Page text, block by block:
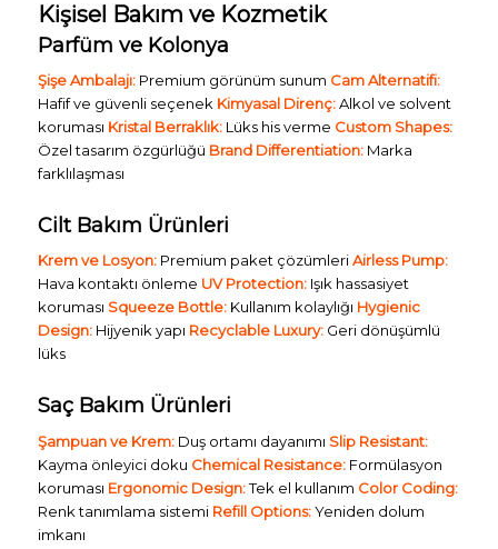
Kişisel Bakım ve Kozmetik
Parfüm ve Kolonya
Şişe Ambalajı:Premium görünüm sunum Cam Alternatifi:
Hafif ve güvenli seçenek Kimyasal Direnç:Alkol ve solvent
koruması Kristal Berraklık:Lüks his verme Custom Shapes:
Özel tasarım özgürlüğü Brand Differentiation:Marka
farklılaşması
Cilt Bakım Ürünleri
Krem ve Losyon:Premium paket çözümleriAirless Pump:
Hava kontaktı önleme UV Protection:Işık hassasiyet
koruması Squeeze Bottle:Kullanım kolaylığı Hygienic
Design:Hijyenik yapı Recyclable Luxury:Geri dönüşümlü
lüks
Saç Bakım Ürünleri
Şampuan ve Krem:Duş ortamı dayanımı Slip Resistant:
Kayma önleyici doku Chemical Resistance:Formülasyon
koruması Ergonomic Design:Tek el kullanım Color Coding:
Renk tanımlama sistemi Refill Options:Yeniden dolum
imkanı